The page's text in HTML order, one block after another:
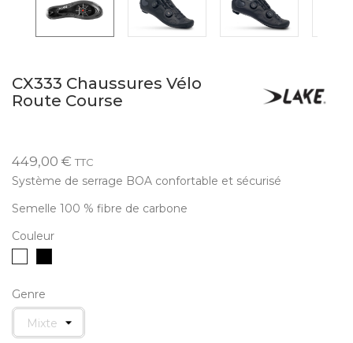
CX333 Chaussures Vélo
Route Course
449,00 € TTC
Système de serrage BOA confortable et sécurisé
Semelle 100 % fibre de carbone
Couleur
Genre